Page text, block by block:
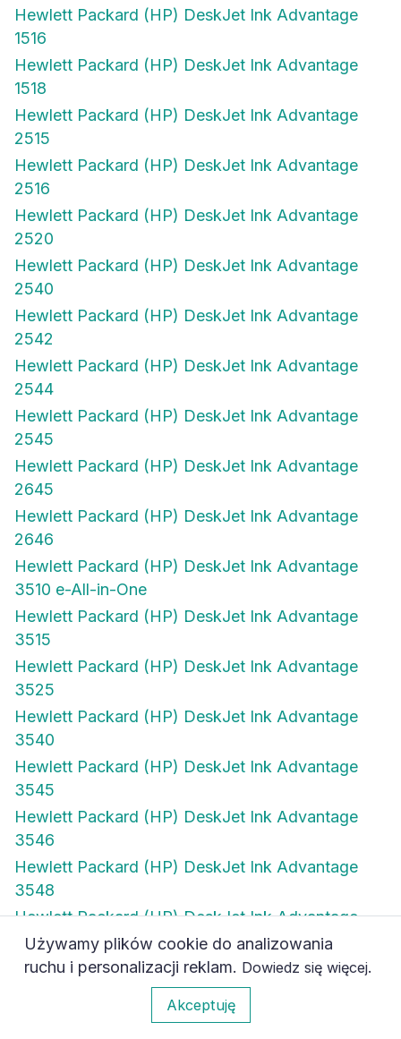
Hewlett Packard (HP) DeskJet Ink Advantage
1516
Hewlett Packard (HP) DeskJet Ink Advantage
1518
Hewlett Packard (HP) DeskJet Ink Advantage
2515
Hewlett Packard (HP) DeskJet Ink Advantage
2516
Hewlett Packard (HP) DeskJet Ink Advantage
2520
Hewlett Packard (HP) DeskJet Ink Advantage
2540
Hewlett Packard (HP) DeskJet Ink Advantage
2542
Hewlett Packard (HP) DeskJet Ink Advantage
2544
Hewlett Packard (HP) DeskJet Ink Advantage
2545
Hewlett Packard (HP) DeskJet Ink Advantage
2645
Hewlett Packard (HP) DeskJet Ink Advantage
2646
Hewlett Packard (HP) DeskJet Ink Advantage
3510 e-All-in-One
Hewlett Packard (HP) DeskJet Ink Advantage
3515
Hewlett Packard (HP) DeskJet Ink Advantage
3525
Hewlett Packard (HP) DeskJet Ink Advantage
3540
Hewlett Packard (HP) DeskJet Ink Advantage
3545
Hewlett Packard (HP) DeskJet Ink Advantage
3546
Hewlett Packard (HP) DeskJet Ink Advantage
3548
Hewlett Packard (HP) DeskJet Ink Advantage
4515
Hewlett Packard (HP) DeskJet Ink Advantage
Hewlett Packard (HP) DeskJet Ink Advantage
Używamy plików cookie do analizowania
ruchu i personalizacji reklam. Dowiedz się więcej.
Akceptuję